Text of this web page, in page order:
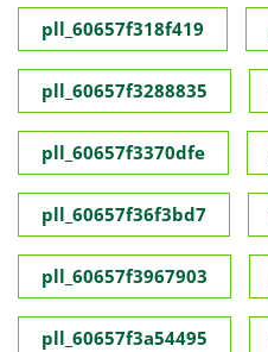
pll_60657f318f419
pll_60657f3288835
pll_60657f3370dfe
pll_60657f36f3bd7
pll_60657f3967903
pll_60657f3a54495